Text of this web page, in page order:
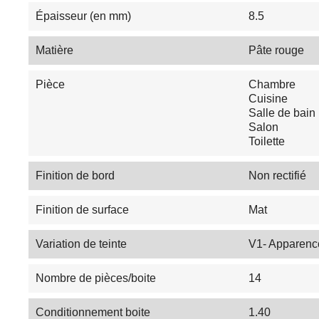
Épaisseur (en mm) 8.5
Matière Pâte rouge
Pièce
Chambre
Cuisine
Salle de bain
Salon
Toilette
Finition de bord Non rectifié
Finition de surface Mat
Variation de teinte V1-
Nombre de pièces/boite 14
Conditionnement boite 1.40